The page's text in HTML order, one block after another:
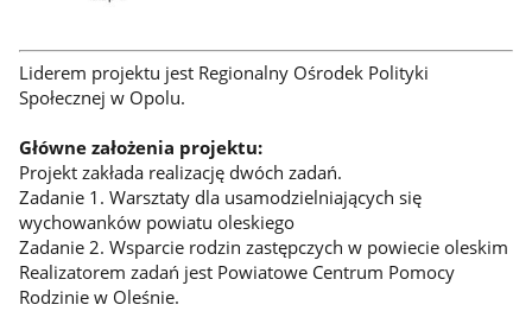
Liderem projektu jest Regionalny Ośrodek Polityki
Społecznej w Opolu.
Główne założenia projektu:
Projekt zakłada realizację dwóch zadań.
Zadanie 1. Warsztaty dla usamodzielniających się
wychowanków powiatu oleskiego
Zadanie 2. Wsparcie rodzin zastępczych w powiecie oleskim
Realizatorem zadań jest Powiatowe Centrum Pomocy
Rodzinie w Oleśnie.